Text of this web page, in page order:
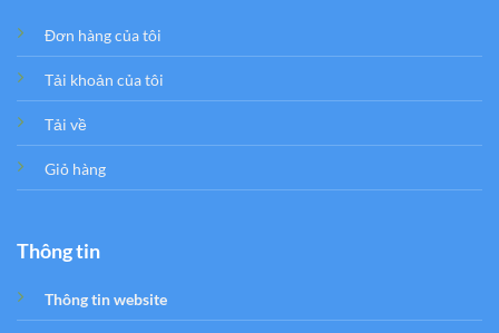
Đơn hàng của tôi
Tải khoản của tôi
Tải về
Giỏ hàng
Thông tin
Thông tin website